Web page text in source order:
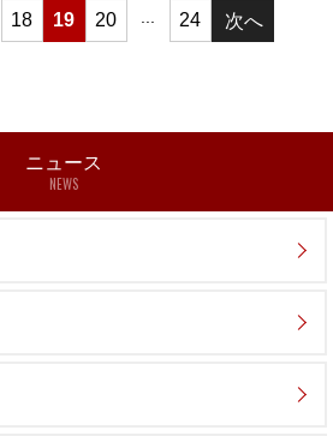
18 19 20 24
ニュース
NEWS